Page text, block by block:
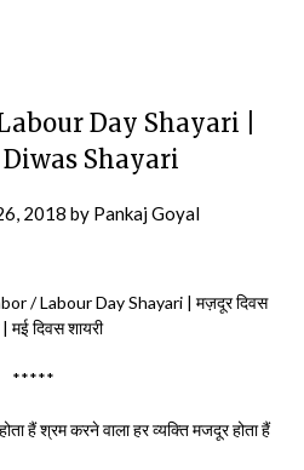
Labour Day Shayari |
Shayari
2018 by Pankaj Goyal
/ Labour Day Shayari | मज़दूर दिवस
| मई दिवस शायरी
*****
हैं श्रम करने वाला हर व्यक्ति मजदूर होता हैं